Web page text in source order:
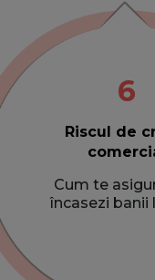
6
Riscul de
Cum te
încasezi banii